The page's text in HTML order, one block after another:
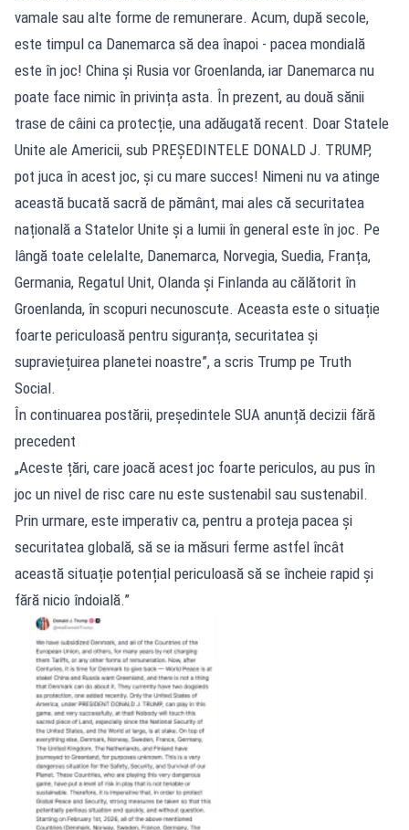
vamale sau alte forme de remunerare. Acum, după secole,
este timpul ca Danemarca să dea înapoi - pacea mondială
este în joc! China și Rusia vor Groenlanda, iar Danemarca nu
poate face nimic în privința asta. În prezent, au două sănii
trase de câini ca protecție, una adăugată recent. Doar Statele
Unite ale Americii, sub PREȘEDINTELE DONALD J. TRUMP,
pot juca în acest joc, și cu mare succes! Nimeni nu va atinge
această bucată sacră de pământ, mai ales că securitatea
națională a Statelor Unite și a lumii în general este în joc. Pe
lângă toate celelalte, Danemarca, Norvegia, Suedia, Franța,
Germania, Regatul Unit, Olanda și Finlanda au călătorit în
Groenlanda, în scopuri necunoscute. Aceasta este o situație
foarte periculoasă pentru siguranța, securitatea și
supraviețuirea planetei noastre”, a scris Trump pe Truth
Social.
În continuarea postării, președintele SUA anunță decizii fără
precedent
„Aceste țări, care joacă acest joc foarte periculos, au pus în
joc un nivel de risc care nu este sustenabil sau sustenabil.
Prin urmare, este imperativ ca, pentru a proteja pacea și
securitatea globală, să se ia măsuri ferme astfel încât
această situație potențial periculoasă să se încheie rapid și
fără nicio îndoială.”